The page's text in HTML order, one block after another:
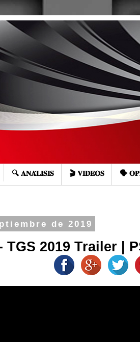
🔍 𝐀𝐍𝐀́𝐋𝐈𝐒𝐈𝐒 🎬 𝐕𝐈𝐃𝐄𝐎𝐒 🗣️
de 2019
TGS 2019 Trailer |